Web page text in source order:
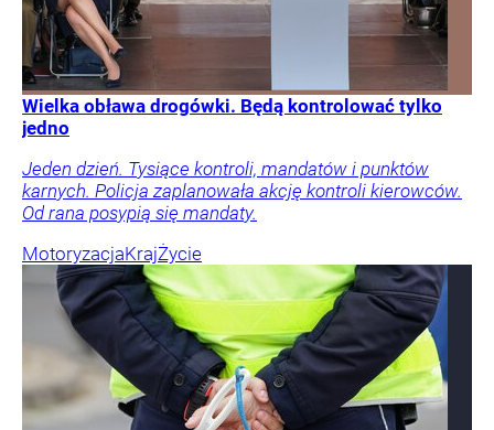
Wielka obława drogówki. Będą kontrolować tylko
jedno
Jeden dzień. Tysiące kontroli, mandatów i punktów
karnych. Policja zaplanowała akcję kontroli kierowców.
Od rana posypią się mandaty.
MotoryzacjaKrajŻycie